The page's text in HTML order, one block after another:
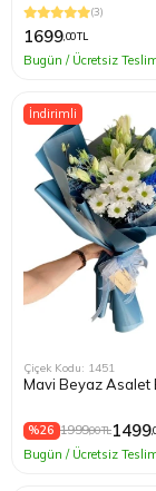
(3)
1699,00 TL
Bugün / Ücretsiz
İndirimli
Çiçek Kodu: 1451
Mavi Beyaz Asalet
%26 1999,00 TL1499
Bugün / Ücretsiz